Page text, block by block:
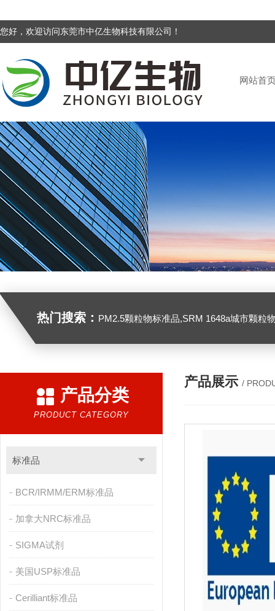
您好，欢迎访问东莞市中亿生物科技有限公司！
网站首
热门搜索： PM2.5颗粒物标准品,SRM 1648a城市颗粒物,SRM 1649B
产品分类
PRODUCT CATEGORY
标准品
BCR/IRMM/ERM标准品
加拿大NRC标准品
SIGMA试剂
美国USP标准品
Cerilliant标准品
产品展示 /